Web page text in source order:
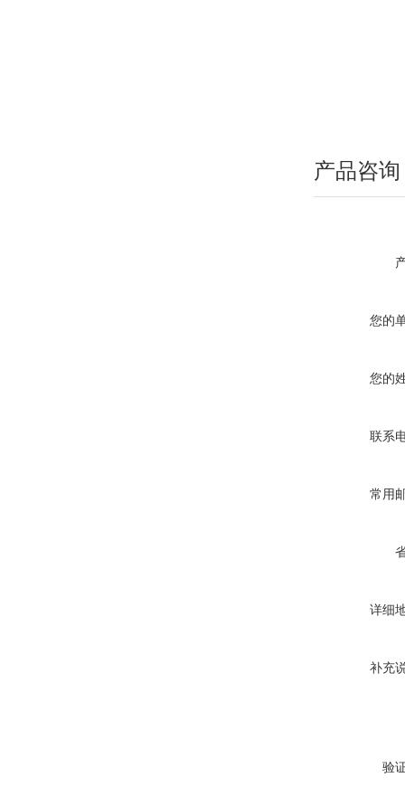
产品咨询
您的
您的
联系
常用
详细
补充
验